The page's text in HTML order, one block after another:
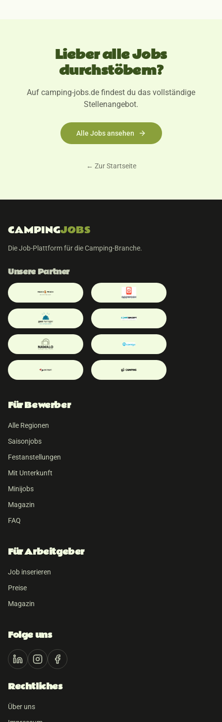
Lieber alle Jobs
durchstöbern?
Auf camping-jobs.de findest du das vollständige
Stellenangebot.
Alle Jobs ansehen
← Zur Startseite
CAMPINGJOBS
Die Job-Plattform für die Camping-Branche.
Unsere Partner
Für Bewerber
Alle Regionen
Saisonjobs
Festanstellungen
Mit Unterkunft
Minijobs
Magazin
FAQ
Für Arbeitgeber
Job inserieren
Preise
Magazin
Folge uns
Rechtliches
Über uns